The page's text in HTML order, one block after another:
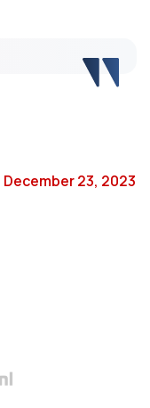
December 23, 2023